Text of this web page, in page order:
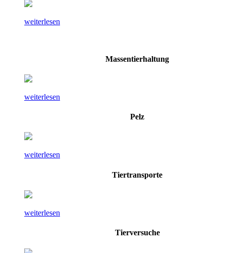
weiterlesen
Massentierhaltung
weiterlesen
Pelz
weiterlesen
Tiertransporte
weiterlesen
Tierversuche